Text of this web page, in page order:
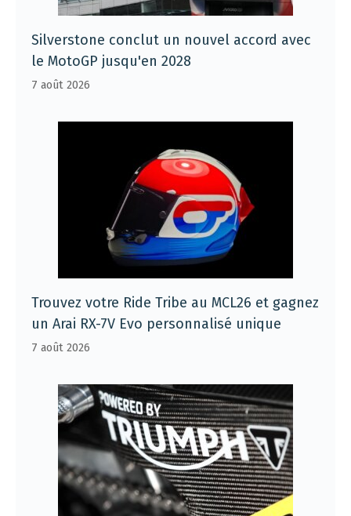
Silverstone conclut un nouvel accord avec
le MotoGP jusqu'en 2028
7 août 2026
Trouvez votre Ride Tribe au MCL26 et gagnez
un Arai RX-7V Evo personnalisé unique
7 août 2026